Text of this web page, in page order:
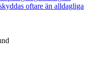
oftare än alldagliga